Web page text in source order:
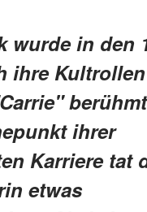
wurde in den
ihre
ihrer
Karriere tat
etwas